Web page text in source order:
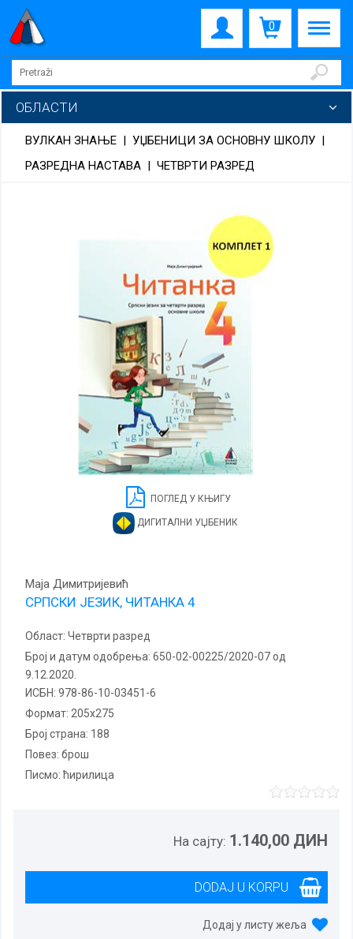
0
ОБЛАСТИ
ВУЛКАН ЗНАЊЕ | УЏБЕНИЦИ ЗА ОСНОВНУ ШКОЛУ |
РАЗРЕДНА НАСТАВА | ЧЕТВРТИ РАЗРЕД
ПОГЛЕД У КЊИГУ
ДИГИТАЛНИ УЏБЕНИК
Маја Димитријевић
СРПСКИ ЈЕЗИК, ЧИТАНКА 4
Област: Четврти разред
Број и датум одобрења: 650-02-00225/2020-07 од
9.12.2020.
ИСБН: 978-86-10-03451-6
Формат: 205x275
Број страна: 188
повез: брош
Писмо: ћирилица
На сајту: 1.140,00 ДИН
Додај у листу жеља